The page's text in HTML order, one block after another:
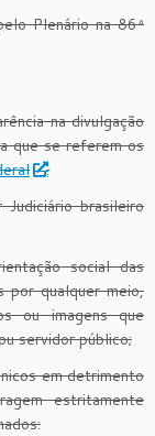
Plenário na 86ª
na divulgação
que se referem os
.
brasileiro
social das
por qualquer meio,
ou imagens que
servidor público;
em detrimento
estritamente